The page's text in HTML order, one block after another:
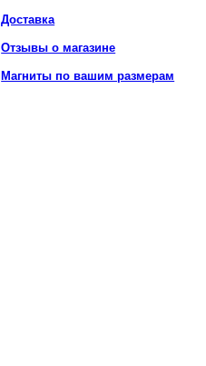
Доставка
Отзывы о магазине
Магниты по вашим размерам